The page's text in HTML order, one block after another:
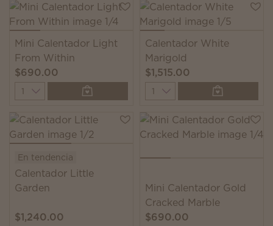
Mini Calentador Light
From Within
$690.00
Quantity
Calentador White
Marigold
$1,515.00
Quantity
En tendencia
Calentador Little
Garden
$1,240.00
Mini Calentador Gold
Cracked Marble
$690.00